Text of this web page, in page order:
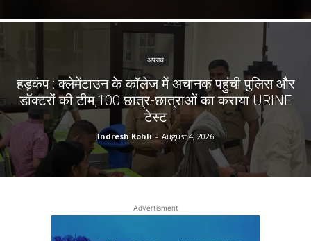
अपराध
हड़कंप : क्लेमेंटाउन के कॉलेज में अचानक पहुंची पुलिस और
डॉक्टरों की टीम,100 छात्र-छात्राओं का कराया URINE
टेस्ट
Indresh Kohli - August 4, 2026
Advertisment